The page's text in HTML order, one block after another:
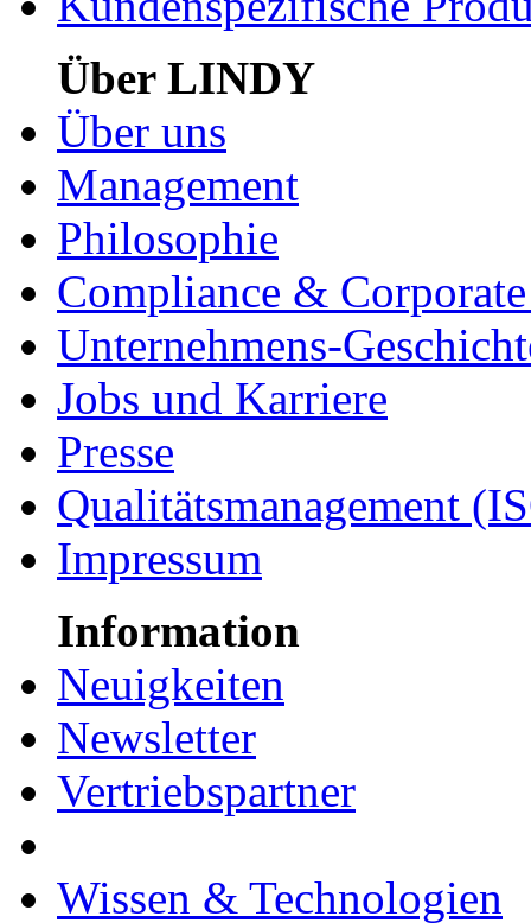
Über LINDY
Über uns
Management
Philosophie
Compliance &
Unternehmens-
Jobs und Karriere
Presse
Qualitätsmanagement
Impressum
Information
Neuigkeiten
Newsletter
Vertriebspartner
Wissen & Technologien